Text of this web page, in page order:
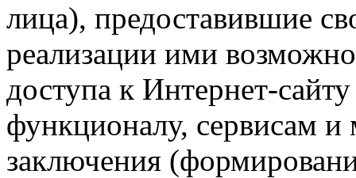
лица), предоставившие
реализации ими
доступа к Интернет-
функционалу, сервисам и
заключения